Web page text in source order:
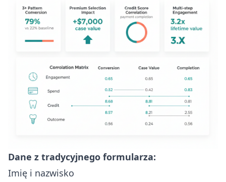
Dane z tradycyjnego formularza:
Imię i nazwisko